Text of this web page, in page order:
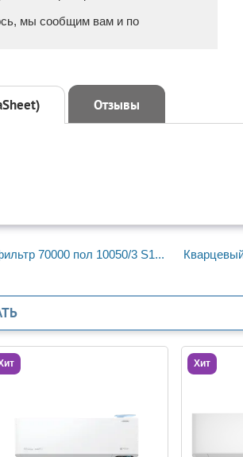
мы сообщим вам и по
Отзывы
70000 пол 10050/3 S1...
Хит